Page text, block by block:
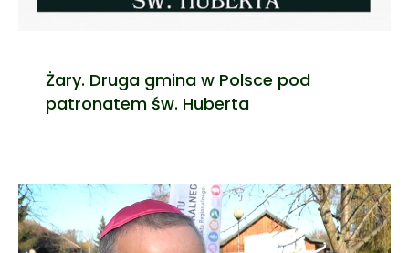
Żary. Druga gmina w Polsce pod
patronatem św. Huberta